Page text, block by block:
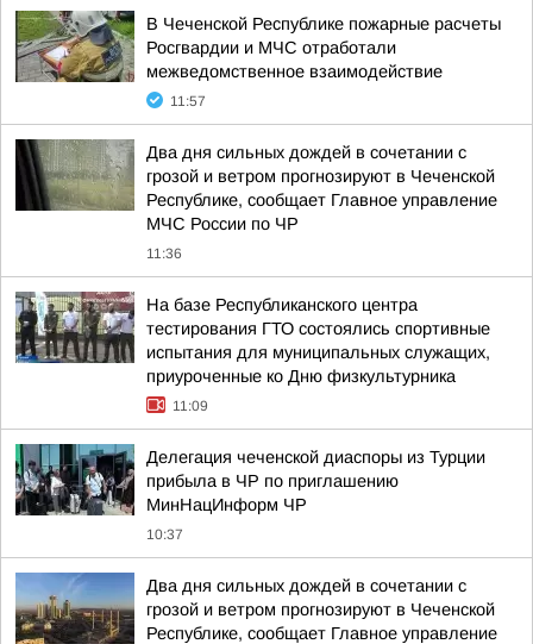
В Чеченской Республике пожарные расчеты
Росгвардии и МЧС отработали
межведомственное взаимодействие
11:57
Два дня сильных дождей в сочетании с
грозой и ветром прогнозируют в Чеченской
Республике, сообщает Главное управление
МЧС России по ЧР
11:36
На базе Республиканского центра
тестирования ГТО состоялись спортивные
испытания для муниципальных служащих,
приуроченные ко Дню физкультурника
11:09
Делегация чеченской диаспоры из Турции
прибыла в ЧР по приглашению
МинНацИнформ ЧР
10:37
Два дня сильных дождей в сочетании с
грозой и ветром прогнозируют в Чеченской
Республике, сообщает Главное управление